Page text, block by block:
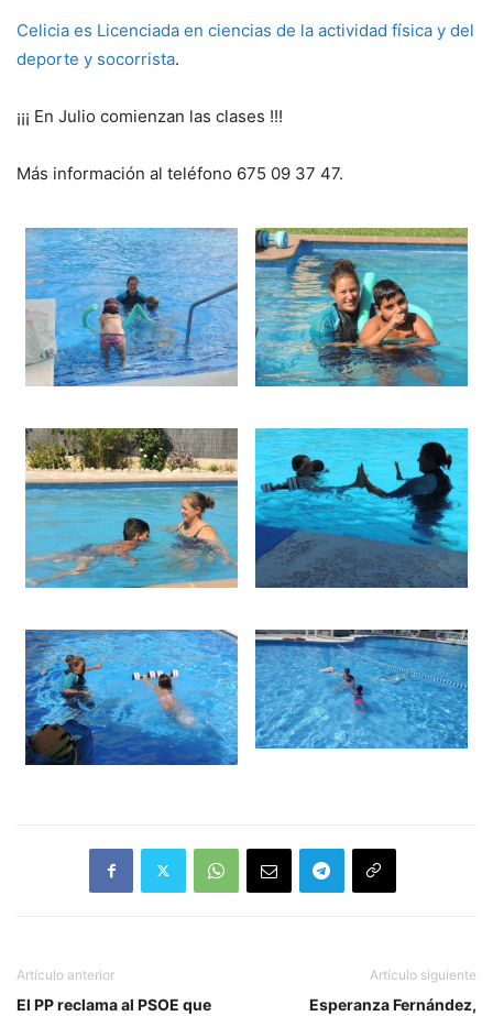
Celicia es Licenciada en ciencias de la actividad física y del
deporte y socorrista.
¡¡¡ En Julio comienzan las clases !!!
Más información al teléfono 675 09 37 47.
Artículo anterior
El PP reclama al PSOE que
Artículo siguiente
Esperanza Fernández,